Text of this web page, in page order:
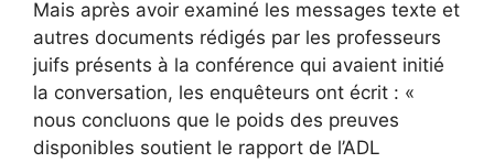
Mais après avoir examiné les messages texte et
autres documents rédigés par les professeurs
juifs présents à la conférence qui avaient initié
la conversation, les enquêteurs ont écrit : «
nous concluons que le poids des preuves
disponibles soutient le rapport de l’ADL